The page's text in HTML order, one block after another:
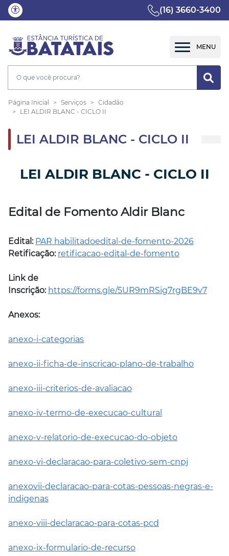
(16) 3660-3400
Página Inicial Serviços
Cidadão
LEI ALDIR BLANC - CICLO II
LEI ALDIR BLANC - CICLO II
LEI ALDIR BLANC - CICLO II
Edital de Fomento Aldir Blanc
Edital: PAR habilitadoedital-de-fomento-2026
Retificação: retificacao-edital-de-fomento
Link de
Inscrição: https://forms.gle/5UR9mRSig7rgBE9v7
Anexos:
anexo-i-categorias
anexo-ii-ficha-de-inscricao-plano-de-trabalho
anexo-iii-criterios-de-avaliacao
anexo-iv-termo-de-execucao-cultural
anexo-v-relatorio-de-execucao-do-objeto
anexo-vi-declaracao-para-coletivo-sem-cnpj
anexovii-declaracao-para-cotas-pessoas-negras-e-
indigenas
anexo-viii-declaracao-para-cotas-pcd
anexo-ix-formulario-de-recurso